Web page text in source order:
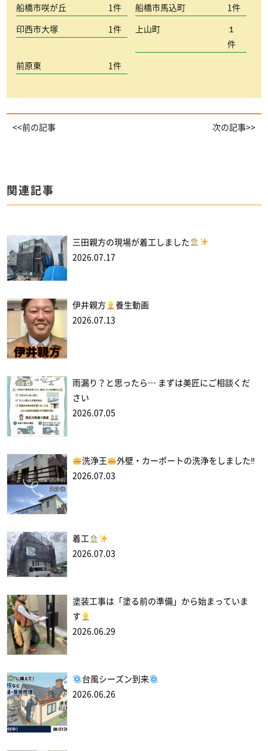
船橋市咲が丘 1件 船橋市馬込町 1件
印西市大塚 1件 上山町
１
件
前原東 1件
<<前の記事 次の記事>>
関連記事
三田親方の現場が着工しました
2026.07.17
伊井親方
養生動画
2026.07.13
雨漏り？と思ったら… まずは美匠にご相談くだ
さい
2026.07.05
洗浄王
外壁・カーポートの洗浄をしました‼
2026.07.03
着工
2026.07.03
塗装工事は「塗る前の準備」から始まっていま
す
2026.06.29
台風シーズン到来
2026.06.26